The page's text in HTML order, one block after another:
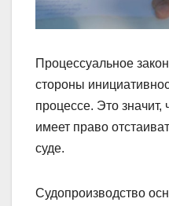
Процессуальное
стороны
процессе. Это
имеет право
суде.
Судопроизводство